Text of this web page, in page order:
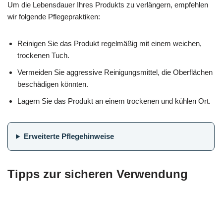
Um die Lebensdauer Ihres Produkts zu verlängern, empfehlen
wir folgende Pflegepraktiken:
Reinigen Sie das Produkt regelmäßig mit einem weichen,
trockenen Tuch.
Vermeiden Sie aggressive Reinigungsmittel, die Oberflächen
beschädigen könnten.
Lagern Sie das Produkt an einem trockenen und kühlen Ort.
Erweiterte Pflegehinweise
Tipps zur sicheren Verwendung